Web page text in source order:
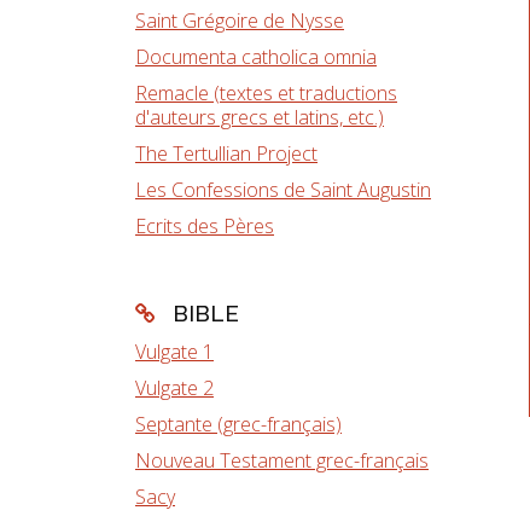
Saint Grégoire de Nysse
Documenta catholica omnia
Remacle (textes et traductions
d'auteurs grecs et latins, etc.)
The Tertullian Project
Les Confessions de Saint Augustin
Ecrits des Pères
BIBLE
Vulgate 1
Vulgate 2
Septante (grec-français)
Nouveau Testament grec-français
Sacy